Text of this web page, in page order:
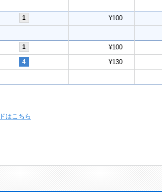
1 ¥100
1 ¥100
4 ¥130
はこちら